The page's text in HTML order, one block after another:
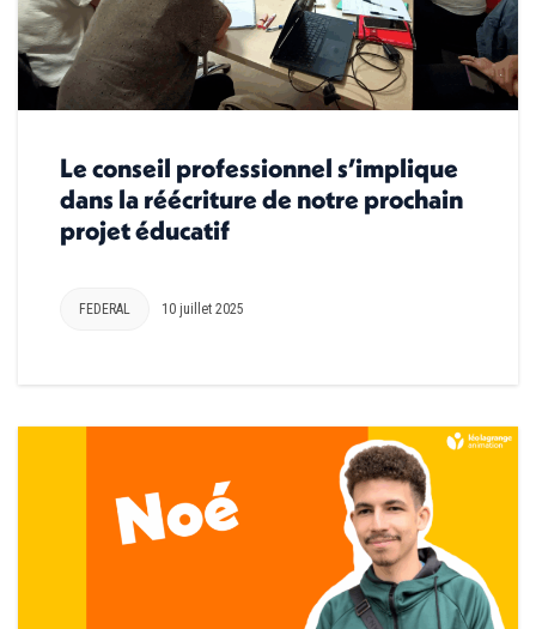
Le conseil professionnel s’implique
dans la réécriture de notre prochain
projet éducatif
FEDERAL 10 juillet 2025